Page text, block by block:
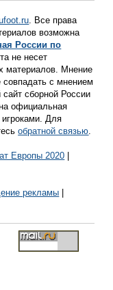
. Все права
возможна
России по
не несет
материалов. Мнение
совпадать с мнением
сборной России
официальная
игроками. Для
обратной связью.
Европы 2020
рекламы